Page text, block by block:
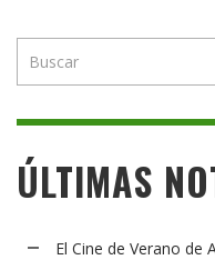
ÚLTIMAS
El Cine de Verano de